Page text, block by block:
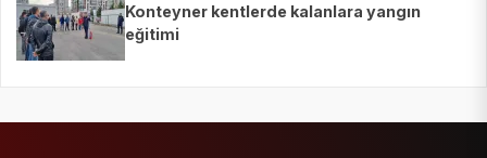
Konteyner kentlerde kalanlara yangın
eğitimi